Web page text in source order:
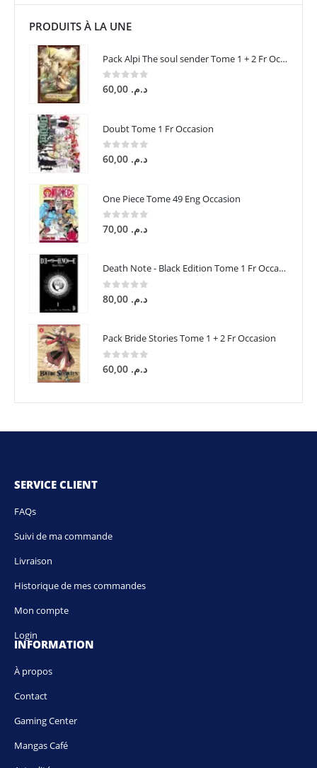
PRODUITS À LA UNE
Pack Alpi The soul sender Tome 1 + 2 Fr Occasion
0sur 5د.م.
Doubt Tome 1 Fr Occasion
0sur 5د.م.
One Piece Tome 49 Eng Occasion
0sur 5د.م.
Death Note - Black Edition Tome 1 Fr Occasion
0sur 5د.م.
Pack Bride Stories Tome 1 + 2 Fr Occasion
0sur 5د.م.
SERVICE CLIENT
FAQs
Suivi de ma commande
Livraison
Historique de mes commandes
Mon compte
Login
INFORMATION
À propos
Contact
Gaming Center
Mangas Café